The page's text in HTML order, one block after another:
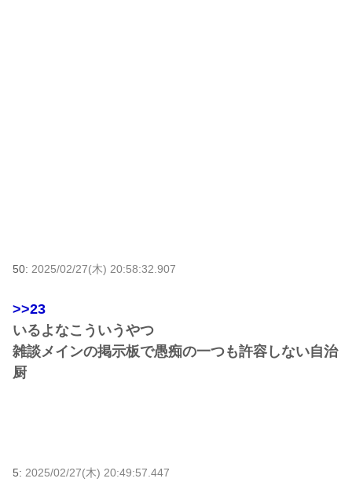
50: 2025/02/27(木) 20:58:32.907
>>23
いるよなこういうやつ
雑談メインの掲示板で愚痴の一つも許容しない自治
厨
5: 2025/02/27(木) 20:49:57.447